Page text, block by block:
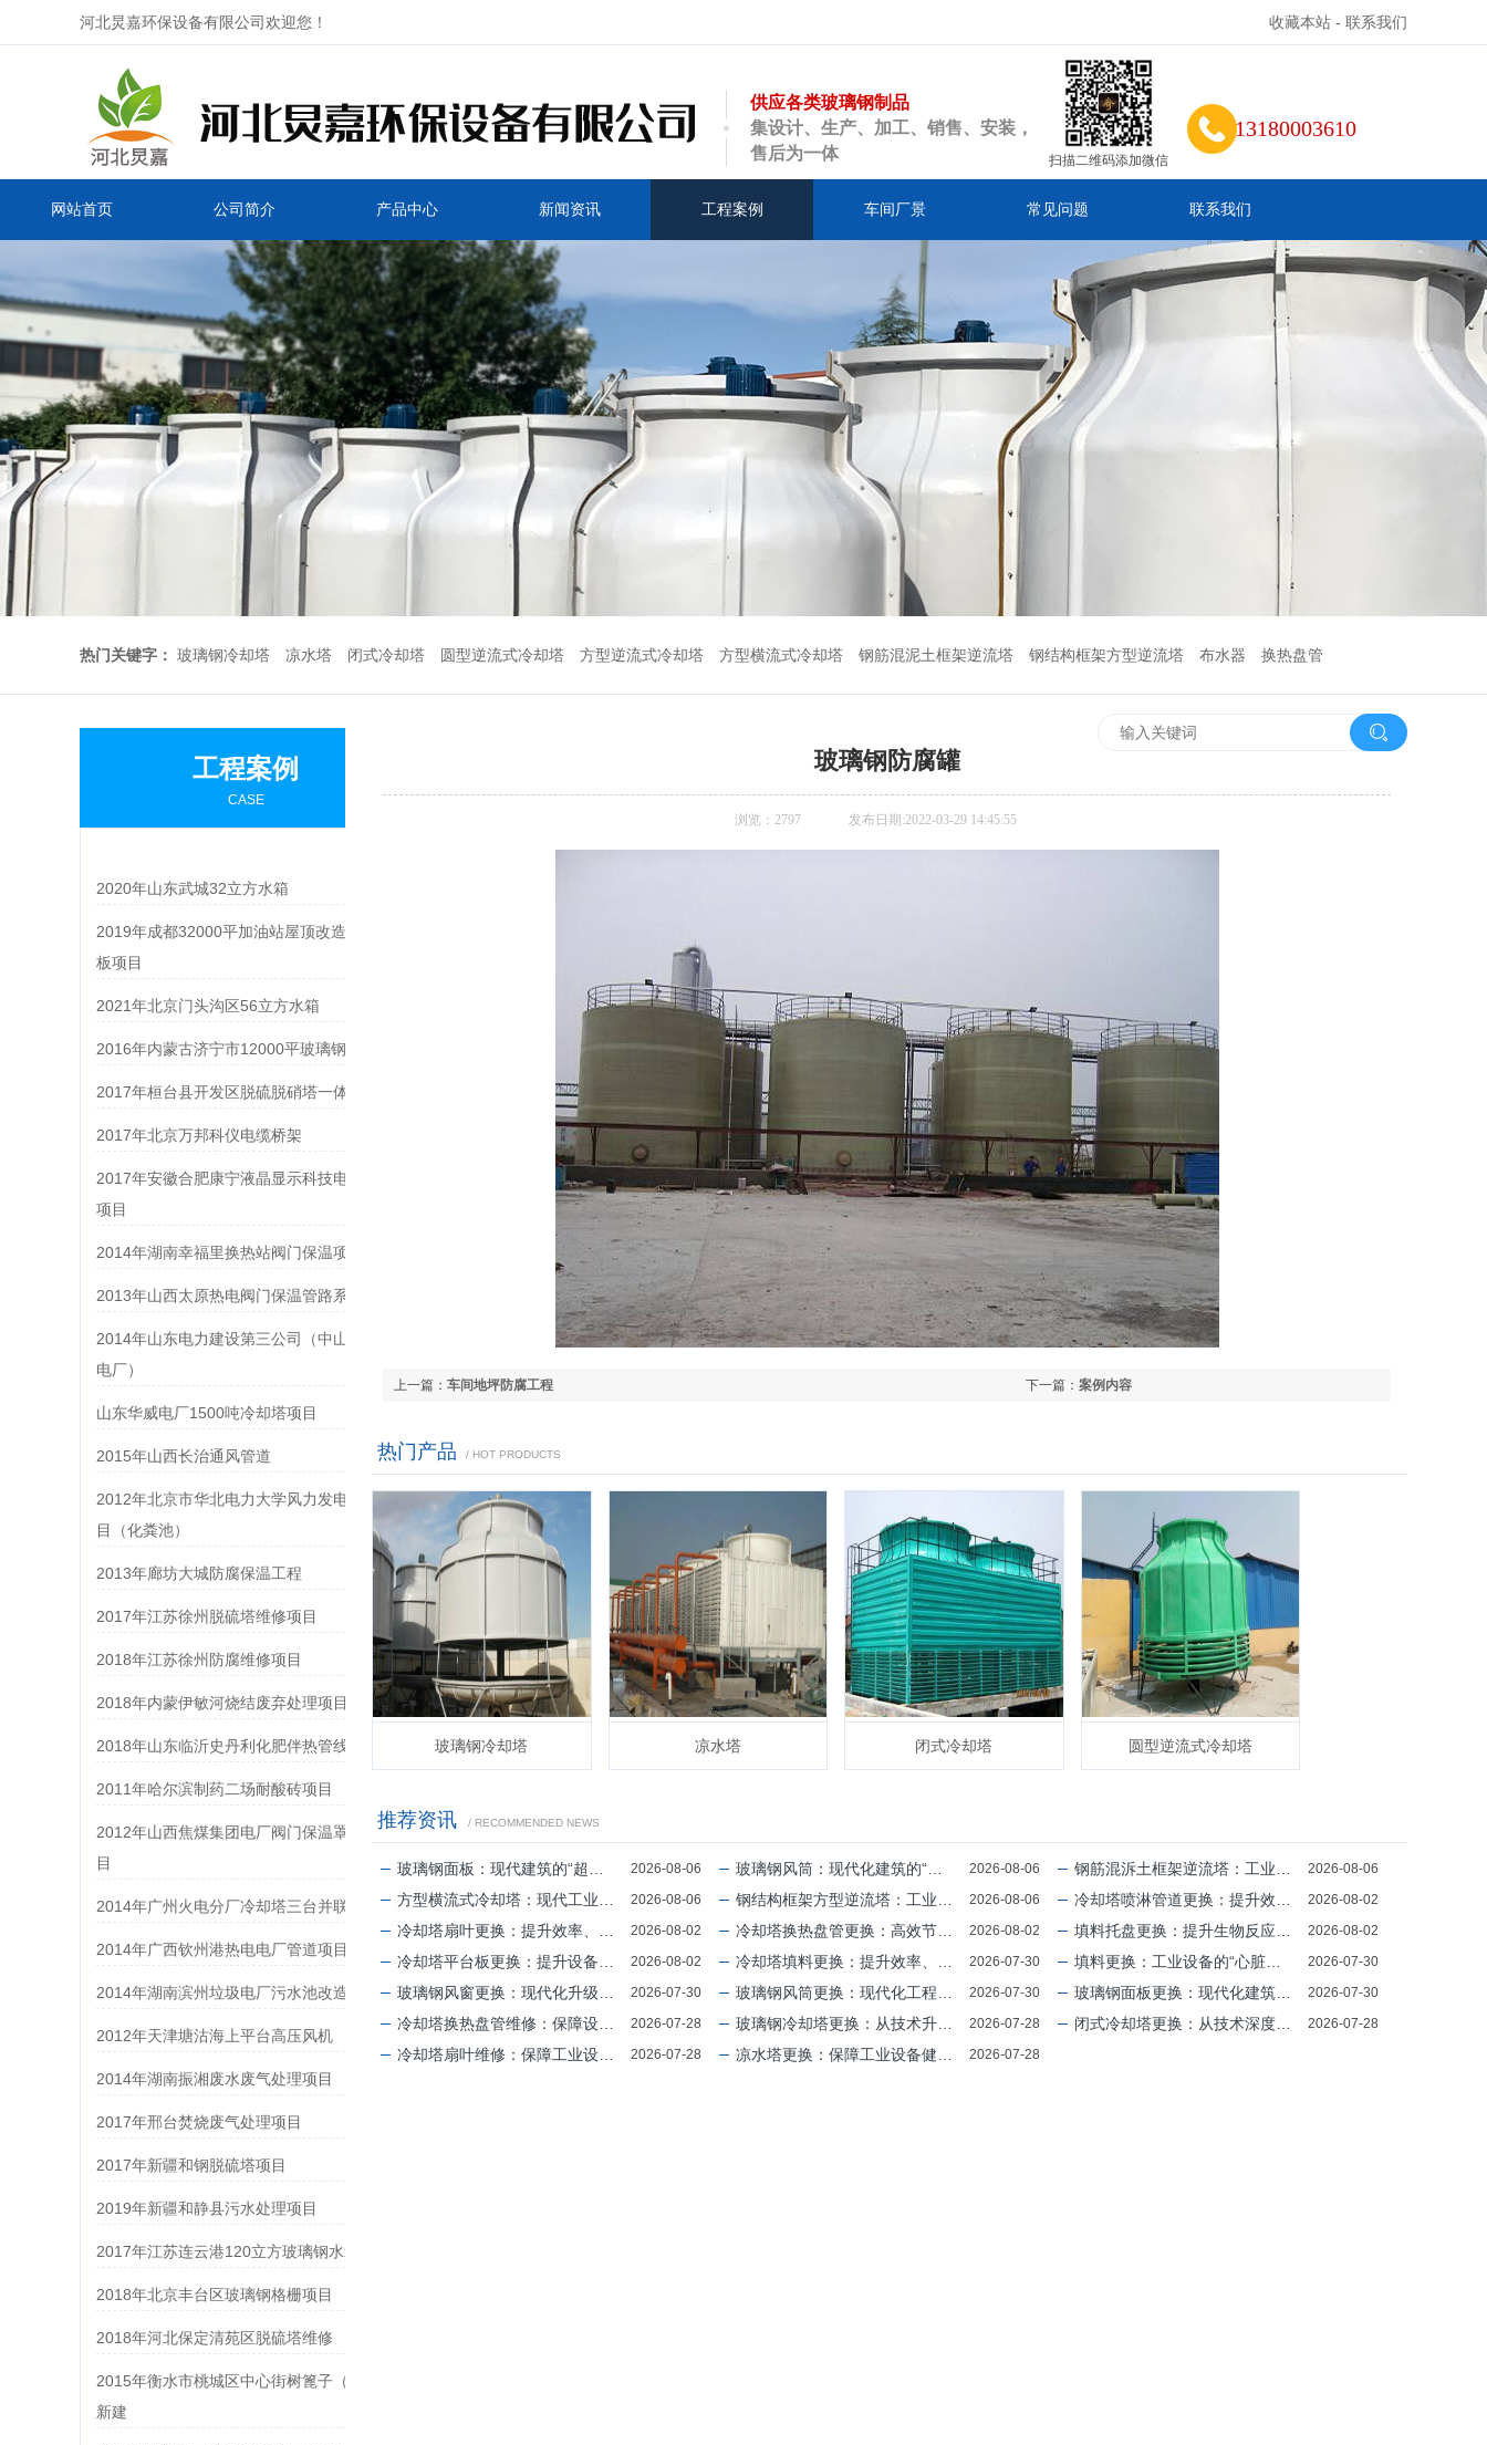
收藏本站 - 联系我们
河北炅嘉环保设备有限公司欢迎您！
供应各类玻璃钢制品
集设计、生产、加工、销售、安装，
售后为一体
扫描二维码添加微信
13180003610
网站首页 公司简介 产品中心 新闻资讯 工程案例 车间厂景 常见问题 联系我们
热门关键字： 玻璃钢冷却塔 凉水塔 闭式冷却塔 圆型逆流式冷却塔 方型逆流式冷却塔 方型横流式冷却塔 钢筋混泥土框架逆流塔 钢结构框架方型逆流塔 布水器 换热盘管
玻璃钢防腐罐
浏览： 2797 发布日期:2022-03-29 14:45:55
下一篇： 案例内容
上一篇： 车间地坪防腐工程
热门产品 / HOT PRODUCTS
玻璃钢冷却塔 凉水塔 闭式冷却塔 圆型逆流式冷却塔
推荐资讯 / RECOMMENDED NEWS
2026-08-06
玻璃钢面板：现代建筑的“超材料”升级版——智能、耐用、美观的未来选择 2026-08-06
玻璃钢风筒：现代化建筑的“隐形守护者” 2026-08-06
钢筋混泝土框架逆流塔：工业化时代的“绿色能源之塔”
2026-08-06
方型横流式冷却塔：现代工业冷却的“神器”背后的科技与智慧 2026-08-06
钢结构框架方型逆流塔：工业升级的“隐形引擎” 2026-08-02
冷却塔喷淋管道更换：提升效率、延长寿命的关键步骤
2026-08-02
冷却塔扇叶更换：提升效率、延长寿命的关键步骤 2026-08-02
冷却塔换热盘管更换：高效节能的关键升级之旅 2026-08-02
填料托盘更换：提升生物反应器效率的关键操作
2026-08-02
冷却塔平台板更换：提升设备效率与安全性的关键步骤 2026-07-30
冷却塔填料更换：提升效率、延长寿命的关键步骤 2026-07-30
填料更换：工业设备的“心脏升级”——如何让设备永远“年轻”
2026-07-30
玻璃钢风窗更换：现代化升级的必备选择！ 2026-07-30
玻璃钢风筒更换：现代化工程升级的利器 2026-07-30
玻璃钢面板更换：现代化建筑升级的利器，让空间更加光亮与坚固
2026-07-28
冷却塔换热盘管维修：保障设备高效运行的关键步骤 2026-07-28
玻璃钢冷却塔更换：从技术升级到长期价值的转变 2026-07-28
闭式冷却塔更换：从技术深度到经济智慧，让您的工业设备“升级”无忧
2026-07-28
冷却塔扇叶维修：保障工业设备高效运行的“关键一环” 2026-07-28
凉水塔更换：保障工业设备健康与效率的“生命线”
工程案例
CASE
2020年山东武城32立方水箱
2019年成都32000平加油站屋顶改造，采光
板项目
2021年北京门头沟区56立方水箱
2016年内蒙古济宁市12000平玻璃钢防腐
2017年桓台县开发区脱硫脱硝塔一体化工程
2017年北京万邦科仪电缆桥架
2017年安徽合肥康宁液晶显示科技电缆桥架
项目
2014年湖南幸福里换热站阀门保温项目
2013年山西太原热电阀门保温管路系统
2014年山东电力建设第三公司（中山市横门
电厂）
山东华威电厂1500吨冷却塔项目
2015年山西长治通风管道
2012年北京市华北电力大学风力发电实验项
目（化粪池）
2013年廊坊大城防腐保温工程
2017年江苏徐州脱硫塔维修项目
2018年江苏徐州防腐维修项目
2018年内蒙伊敏河烧结废弃处理项目
2018年山东临沂史丹利化肥伴热管线工程
2011年哈尔滨制药二场耐酸砖项目
2012年山西焦煤集团电厂阀门保温罩更换项
目
2014年广州火电分厂冷却塔三台并联项目
2014年广西钦州港热电电厂管道项目
2014年湖南滨州垃圾电厂污水池改造项目
2012年天津塘沽海上平台高压风机
2014年湖南振湘废水废气处理项目
2017年邢台焚烧废气处理项目
2017年新疆和钢脱硫塔项目
2019年新疆和静县污水处理项目
2017年江苏连云港120立方玻璃钢水箱
2018年北京丰台区玻璃钢格栅项目
2018年河北保定清苑区脱硫塔维修
2015年衡水市桃城区中心街树篦子（格栅）
新建